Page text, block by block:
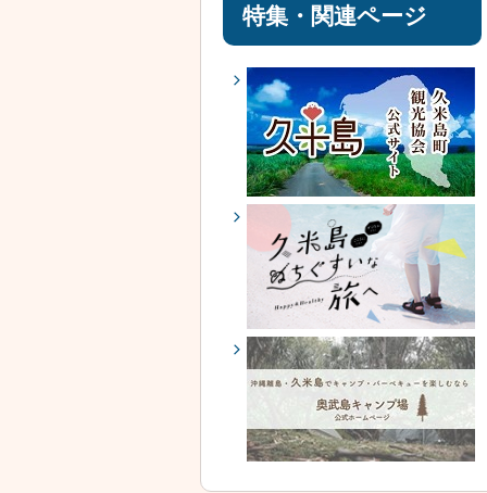
特集・関連ページ